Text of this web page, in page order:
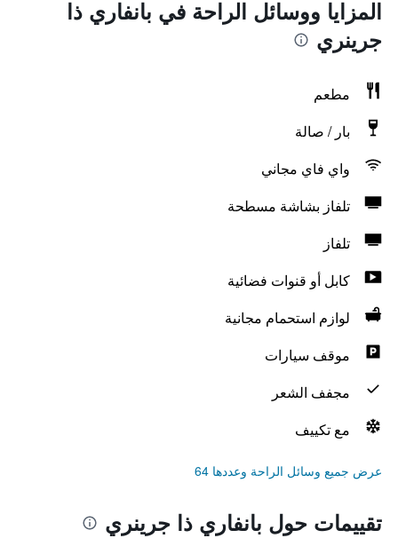
المزايا ووسائل الراحة في بانفاري ذا
جرينري
مطعم
بار / صالة
واي فاي مجاني
تلفاز بشاشة مسطحة
تلفاز
كابل أو قنوات فضائية
لوازم استحمام مجانية
موقف سيارات
مجفف الشعر
مع تكييف
عرض جميع وسائل الراحة وعددها 64
تقييمات حول بانفاري ذا جرينري